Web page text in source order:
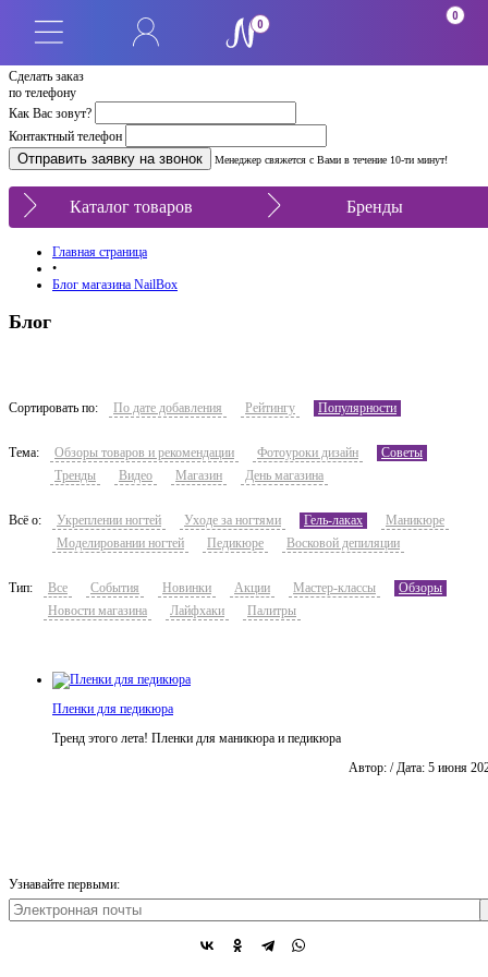
Сделать заказ
по телефону
Как Вас зовут?
Контактный телефон
Менеджер свяжется с Вами в течение 10-ти минут!
0
0
Каталог товаров Бренды
Главная страница
•
Блог магазина NailBox
Блог
Сортировать по: По дате добавления Рейтингу Популярности
Тема: Обзоры товаров и рекомендации Фотоуроки дизайн
Советы
Тренды
Видео Магазин День магазина
Всё о: Укреплении ногтей Уходе за ногтями Гель-лаках
Маникюре
Моделировании ногтей
Педикюре Восковой депиляции
Тип: Все События Новинки Акции Мастер-классы
Обзоры
Новости магазина
Лайфхаки Палитры
Пленки для педикюра
Тренд этого лета! Пленки для маникюра и педикюра
Автор: / Дата: 5 июня
Узнавайте первыми: